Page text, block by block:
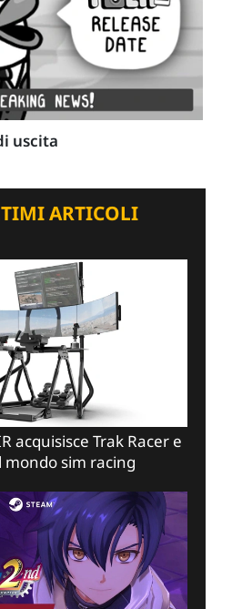
uscita
ARTICOLI
acquisisce Trak Racer e
mondo sim racing